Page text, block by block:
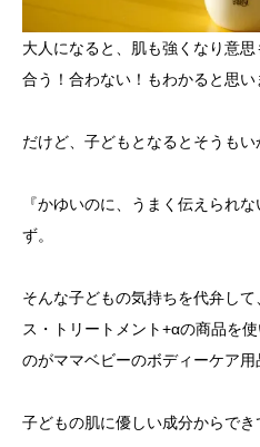
大人になると、肌も強くなり意
合う！合わない！もわかると思い
だけど、子どもとなるとそうもい
『かゆいのに、うまく伝えられ
ず。
そんな子どもの気持ちを代弁し
ス・トリートメント+αの商品を
のがママベビーのボディーケア用
子どもの肌に優しい成分からでき